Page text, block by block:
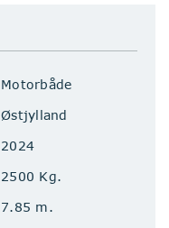
Motorbåde
Østjylland
2024
2500 Kg.
7.85 m.